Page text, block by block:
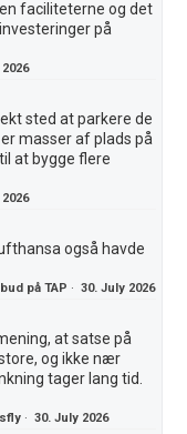
faciliteterne og det
på
sted at parkere de
masser af plads på
at bygge flere
også havde
på TAP ·30. July 2026
at satse på
og ikke nær
tager lang tid.
·30. July 2026